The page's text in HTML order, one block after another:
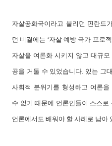
자살공화국이라고 불리던 핀란드
던 비결에는 ‘자살 예방 국가 프로
자살을 여론화 시키지 않고 대규
공을 거둘 수 있었습니다. 있는 그
사회적 분위기를 형성하고 여론
수 없기 때문에 언론인들이 스스
언론에서도 배워야 할 사례로 남아